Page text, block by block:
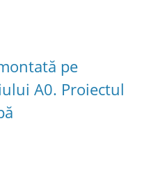
pe
A0. Proiectul